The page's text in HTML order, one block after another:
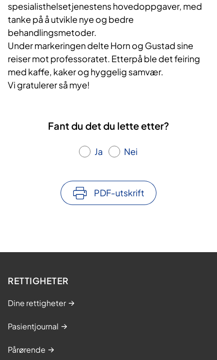
spesialisthelsetjenestens hovedoppgaver, med
tanke på å utvikle nye og bedre
behandlingsmetoder.
Under markeringen delte Horn og Gustad sine
reiser mot professoratet. Etterpå ble det feiring
med kaffe, kaker og hyggelig samvær.
Vi gratulerer så mye!
Fant du det du lette etter?
Ja Nei
PDF-utskrift
RETTIGHETER
Dine rettigheter
Pasientjournal
Pårørende